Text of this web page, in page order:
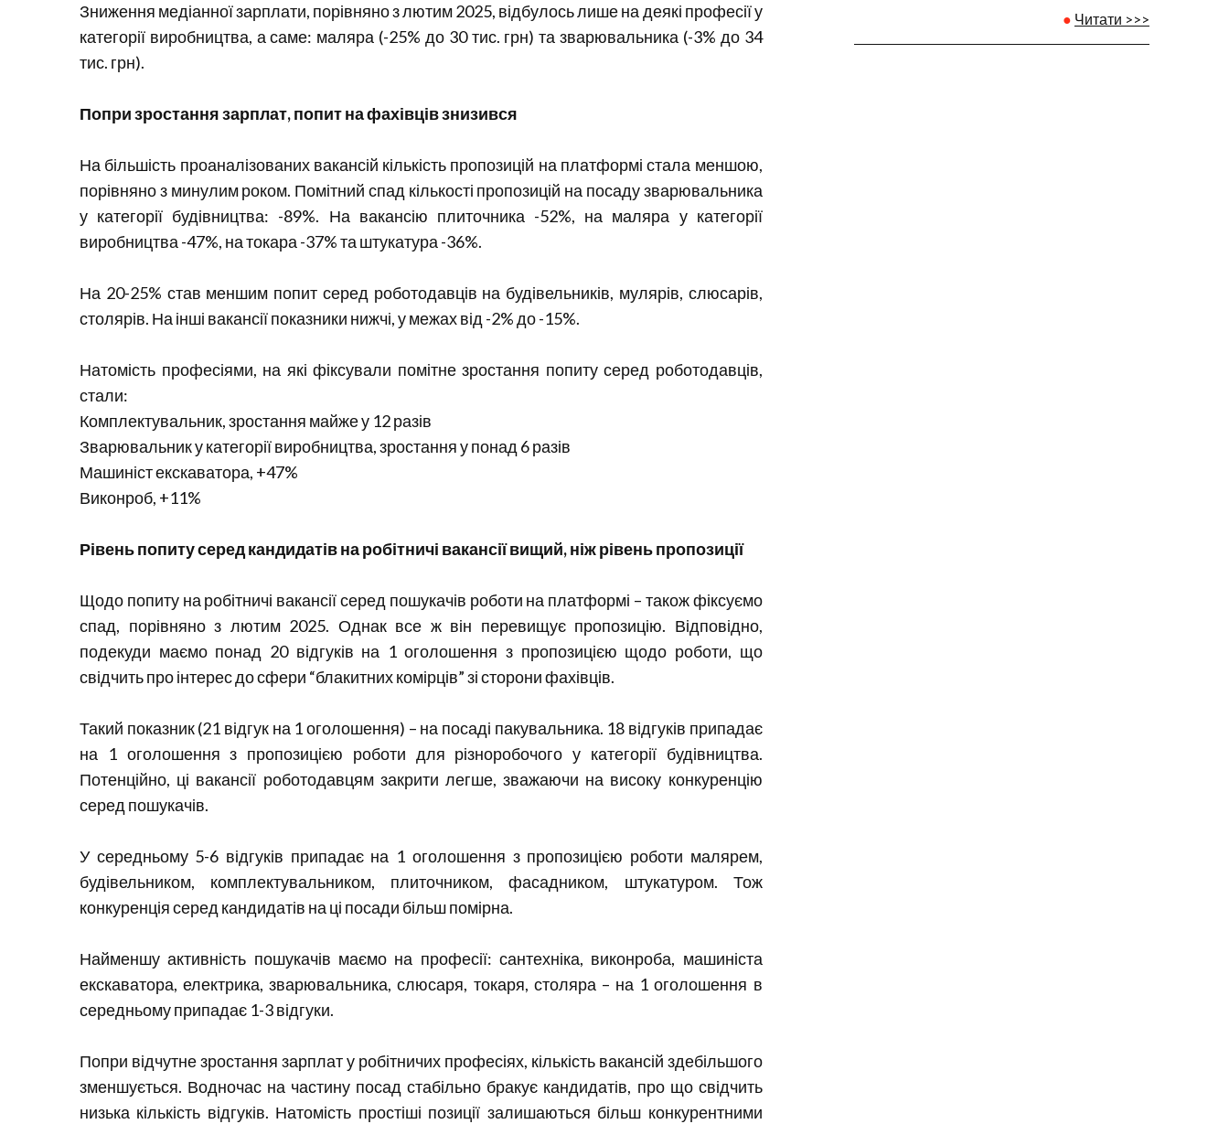
Зниження медіанної зарплати, порівняно з лютим 2025, відбулось лише на деякі професії у
категорії виробництва, а саме: маляра (-25% до 30 тис. грн) та зварювальника (-3% до 34
тис. грн).
Попри зростання зарплат, попит на фахівців знизився
На більшість проаналізованих вакансій кількість пропозицій на платформі стала меншою,
порівняно з минулим роком. Помітний спад кількості пропозицій на посаду зварювальника
у категорії будівництва: -89%. На вакансію плиточника -52%, на маляра у категорії
виробництва -47%, на токара -37% та штукатура -36%.
На 20-25% став меншим попит серед роботодавців на будівельників, мулярів, слюсарів,
столярів. На інші вакансії показники нижчі, у межах від -2% до -15%.
Натомість професіями, на які фіксували помітне зростання попиту серед роботодавців,
стали:
Комплектувальник, зростання майже у 12 разів
Зварювальник у категорії виробництва, зростання у понад 6 разів
Машиніст екскаватора, +47%
Виконроб, +11%
Рівень попиту серед кандидатів на робітничі вакансії вищий, ніж рівень пропозиції
Щодо попиту на робітничі вакансії серед пошукачів роботи на платформі – також фіксуємо
спад, порівняно з лютим 2025. Однак все ж він перевищує пропозицію. Відповідно,
подекуди маємо понад 20 відгуків на 1 оголошення з пропозицією щодо роботи, що
свідчить про інтерес до сфери “блакитних комірців” зі сторони фахівців.
Такий показник (21 відгук на 1 оголошення) – на посаді пакувальника. 18 відгуків припадає
на 1 оголошення з пропозицією роботи для різноробочого у категорії будівництва.
Потенційно, ці вакансії роботодавцям закрити легше, зважаючи на високу конкуренцію
серед пошукачів.
У середньому 5-6 відгуків припадає на 1 оголошення з пропозицією роботи малярем,
будівельником, комплектувальником, плиточником, фасадником, штукатуром. Тож
конкуренція серед кандидатів на ці посади більш помірна.
Найменшу активність пошукачів маємо на професії: сантехніка, виконроба, машиніста
екскаватора, електрика, зварювальника, слюсаря, токаря, столяра – на 1 оголошення в
середньому припадає 1-3 відгуки.
Попри відчутне зростання зарплат у робітничих професіях, кількість вакансій здебільшого
зменшується. Водночас на частину посад стабільно бракує кандидатів, про що свідчить
низька кількість відгуків. Натомість простіші позиції залишаються більш конкурентними
● Читати >>>